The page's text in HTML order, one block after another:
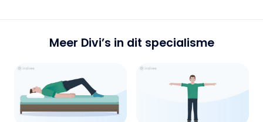
Meer Divi’s in dit specialisme